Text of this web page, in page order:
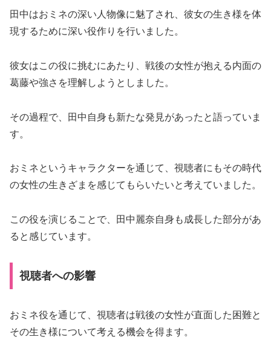
田中はおミネの深い人物像に魅了され、彼女の生き様を体
現するために深い役作りを行いました。
彼女はこの役に挑むにあたり、戦後の女性が抱える内面の
葛藤や強さを理解しようとしました。
その過程で、田中自身も新たな発見があったと語っていま
す。
おミネというキャラクターを通じて、視聴者にもその時代
の女性の生きざまを感じてもらいたいと考えていました。
この役を演じることで、田中麗奈自身も成長した部分があ
ると感じています。
視聴者への影響
おミネ役を通じて、視聴者は戦後の女性が直面した困難と
その生き様について考える機会を得ます。